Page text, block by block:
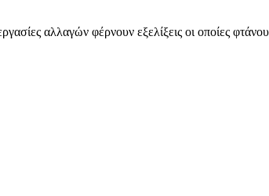
αλλαγών φέρνουν εξελίξεις οι οποίες